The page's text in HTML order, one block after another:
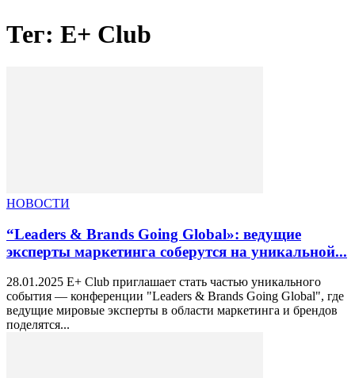
Тег: E+ Club
НОВОСТИ
“Leaders & Brands Going Global»: ведущие
эксперты маркетинга соберутся на уникальной...
28.01.2025 E+ Club приглашает стать частью уникального
события — конференции "Leaders & Brands Going Global", где
ведущие мировые эксперты в области маркетинга и брендов
поделятся...